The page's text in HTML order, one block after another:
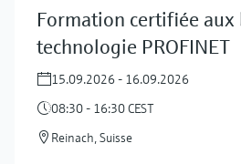
Formation certifiée aux
technologie PROFINET
15.09.2026 - 16.09.2026
08:30 - 16:30 CEST
Reinach, Suisse